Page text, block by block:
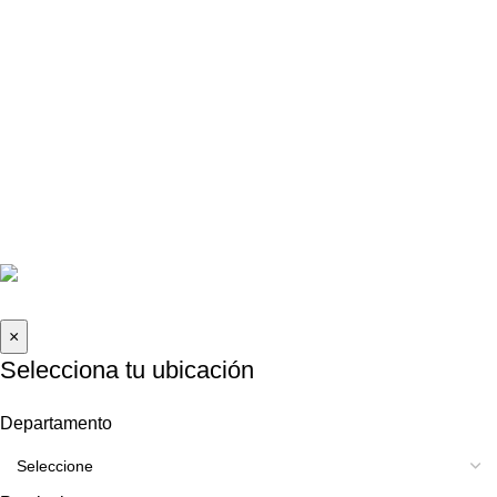
×
Selecciona tu ubicación
Departamento